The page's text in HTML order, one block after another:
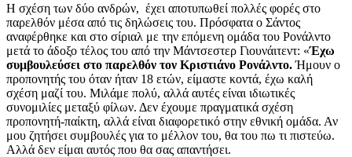
Η σχέση των δύο ανδρών, έχει αποτυπωθεί πολλές φορές στο
παρελθόν μέσα από τις δηλώσεις του. Πρόσφατα ο Σάντος
αναφέρθηκε και στο σίριαλ με την επόμενη ομάδα του Ρονάλντο
μετά το άδοξο τέλος του από την Μάντσεστερ Γιουνάιτεντ: «Έχω
συμβουλεύσει στο παρελθόν τον Κριστιάνο Ρονάλντο.Ήμουν ο
προπονητής του όταν ήταν 18 ετών, είμαστε κοντά, έχω καλή
σχέση μαζί του. Μιλάμε πολύ, αλλά αυτές είναι ιδιωτικές
συνομιλίες μεταξύ φίλων. Δεν έχουμε πραγματικά σχέση
προπονητή-παίκτη, αλλά είναι διαφορετικό στην εθνική ομάδα. Αν
μου ζητήσει συμβουλές για το μέλλον του, θα του πω τι πιστεύω.
Αλλά δεν είμαι αυτός που θα σας απαντήσει.